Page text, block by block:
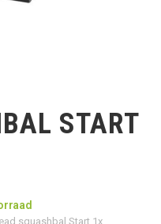
START
squashbal Start 1x